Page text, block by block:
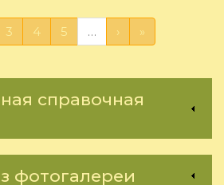
3 4 5 … › »
справочная
фотогалереи